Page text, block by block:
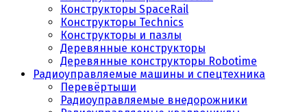
Конструкторы SpaceRail
Конструкторы Technics
Конструкторы и пазлы
Деревянные конструкторы
Деревянные конструкторы Robotime
Радиоуправляемые машины и спецтехника
Перевёртыши
Радиоуправляемые внедорожники